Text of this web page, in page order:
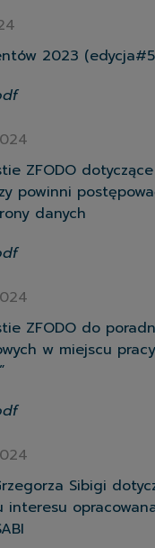
2023
ZFODO
powinni
danych
ZFODO do
w miejscu
Sibigi
interesu